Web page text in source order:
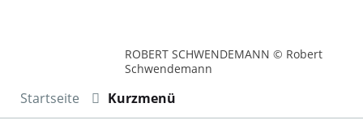
ROBERT SCHWENDEMANN © Robert
Schwendemann
Startseite Kurzmenü